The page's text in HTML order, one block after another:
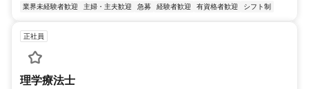
業界未経験者歓迎 主婦・主夫歓迎 急募 経験者歓迎 有資格者歓迎 シフト制
正社員
理学療法士